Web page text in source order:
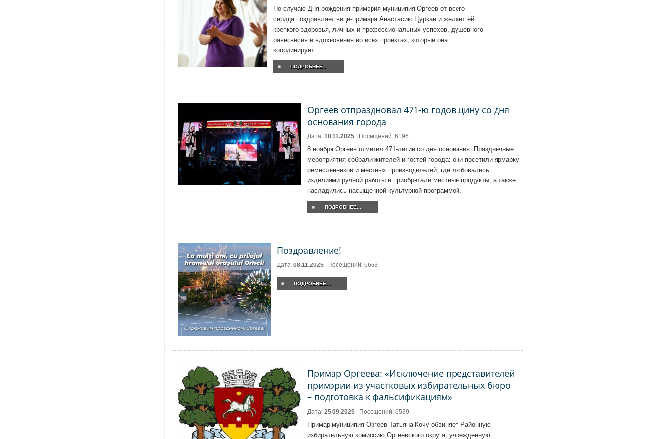
По случаю Дня рождения примэрия муниципия Оргеев от всего
сердца поздравляет вице-примара Анастасию Цуркан и желает ей
крепкого здоровья, личных и профессиональных успехов, душевного
равновесия и вдохновения во всех проектах, которые она
координирует.
ПОДРОБНЕЕ...
Оргеев отпраздновал 471-ю годовщину со дня
основания города
Дата: 10.11.2025 Посещений: 6196
8 ноября Оргеев отметил 471-летие со дня основания. Праздничные
мероприятия собрали жителей и гостей города: они посетили ярмарку
ремесленников и местных производителей, где любовались
изделиями ручной работы и приобретали местные продукты, а также
насладились насыщенной культурной программой.
ПОДРОБНЕЕ...
Поздравление!
Дата: 08.11.2025 Посещений: 6663
ПОДРОБНЕЕ...
Примар Оргеева: «Исключение представителей
примэрии из участковых избирательных бюро
– подготовка к фальсификациям»
Дата: 25.09.2025 Посещений: 6539
Примар муниципия Оргеев Татьяна Кочу обвиняет Районную
избирательную комиссию Оргеевского округа, учрежденную